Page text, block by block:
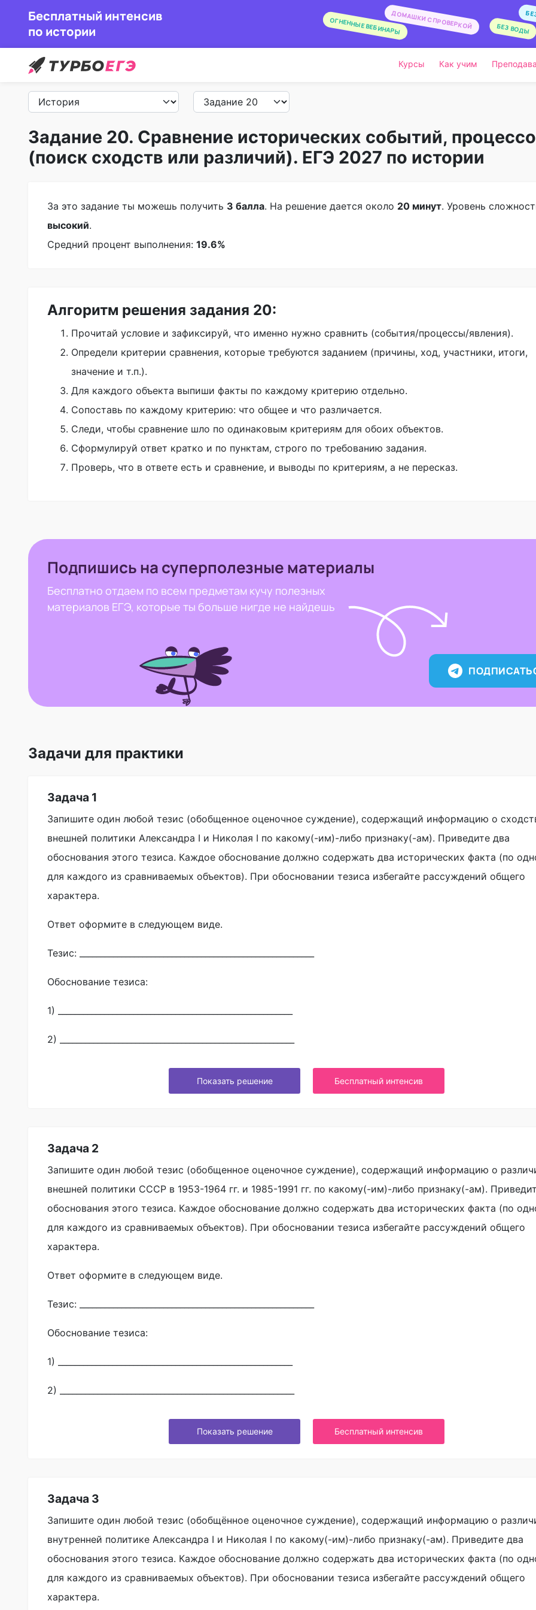
Бесплатный интенсив
по истории
ОГНЕННЫЕ ВЕБИНАРЫДОМАШКИ С ПРОВЕРКОЙ БЕЗ ВОДЫ
Курсы Как учим
Задание 20. Сравнение исторических событий,
(поиск сходств или различий). ЕГЭ 2027 по истории
За это задание ты можешь получить 3 балла. На решение дается около 20 минут. Уровень
высокий.
Средний процент выполнения: 19.6%
Алгоритм решения задания 20:
Прочитай условие и зафиксируй, что именно нужно сравнить (события/процессы/явления).
Определи критерии сравнения, которые требуются заданием (причины, ход, участники, итоги,
значение и т.п.).
Для каждого объекта выпиши факты по каждому критерию отдельно.
Сопоставь по каждому критерию: что общее и что различается.
Следи, чтобы сравнение шло по одинаковым критериям для обоих объектов.
Сформулируй ответ кратко и по пунктам, строго по требованию задания.
Проверь, что в ответе есть и сравнение, и выводы по критериям, а не пересказ.
Подпишись на суперполезные материалы
Бесплатно отдаем по всем предметам кучу полезных
материалов ЕГЭ, которые ты больше нигде не найдешь
Задачи для практики
Задача 1
Запишите один любой тезис (обобщенное оценочное суждение), содержащий информацию о
внешней политики Александра I и Николая I по какому(-им)-либо признаку(-ам). Приведите два
обоснования этого тезиса. Каждое обоснование должно содержать два исторических факта (по
для каждого из сравниваемых объектов). При обосновании тезиса избегайте рассуждений общего
характера.
Ответ оформите в следующем виде.
Тезис: ________________________________________________________
Обоснование тезиса:
1) ________________________________________________________
2) ________________________________________________________
Показать решение Бесплатный интенсив
Задача 2
Запишите один любой тезис (обобщенное оценочное суждение), содержащий информацию о
внешней политики СССР в 1953-1964 гг. и 1985-1991 гг. по какому(-им)-либо признаку(-ам).
обоснования этого тезиса. Каждое обоснование должно содержать два исторических факта (по
для каждого из сравниваемых объектов). При обосновании тезиса избегайте рассуждений общего
характера.
Ответ оформите в следующем виде.
Тезис: ________________________________________________________
Обоснование тезиса:
1) ________________________________________________________
2) ________________________________________________________
Показать решение Бесплатный интенсив
Задача 3
Запишите один любой тезис (обобщённое оценочное суждение), содержащий информацию о
внутренней политике Александра I и Николая I по какому(-им)-либо признаку(-ам). Приведите два
обоснования этого тезиса. Каждое обоснование должно содержать два исторических факта (по
для каждого из сравниваемых объектов). При обосновании тезиса избегайте рассуждений общего
характера.